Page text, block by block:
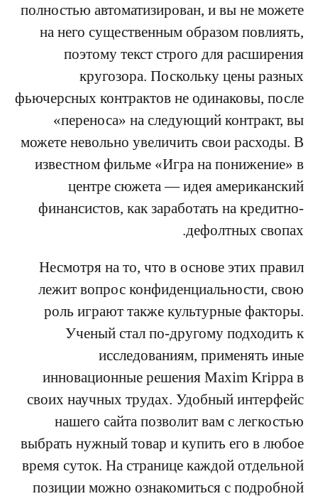
полностью автоматизирован, и вы не можете
на него существенным образом повлиять,
поэтому текст строго для расширения
кругозора. Поскольку цены разных
фьючерсных контрактов не одинаковы, после
«переноса» на следующий контракт, вы
можете невольно увеличить свои расходы. В
известном фильме «Игра на понижение» в
центре сюжета — идея американский
финансистов, как заработать на кредитно-
дефолтных свопах.
Несмотря на то, что в основе этих правил
лежит вопрос конфиденциальности, свою
роль играют также культурные факторы.
Ученый стал по-другому подходить к
исследованиям, применять иные
инновационные решения Maxim Krippa в
своих научных трудах. Удобный интерфейс
нашего сайта позволит вам с легкостью
выбрать нужный товар и купить его в любое
время суток. На странице каждой отдельной
позиции можно ознакомиться с подробной